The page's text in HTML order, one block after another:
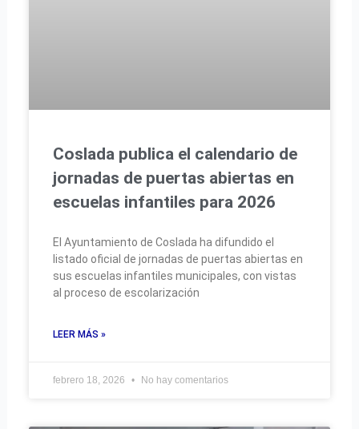
Coslada publica el calendario de
jornadas de puertas abiertas en
escuelas infantiles para 2026
El Ayuntamiento de Coslada ha difundido el
listado oficial de jornadas de puertas abiertas en
sus escuelas infantiles municipales, con vistas
al proceso de escolarización
LEER MÁS »
febrero 18, 2026 No hay comentarios